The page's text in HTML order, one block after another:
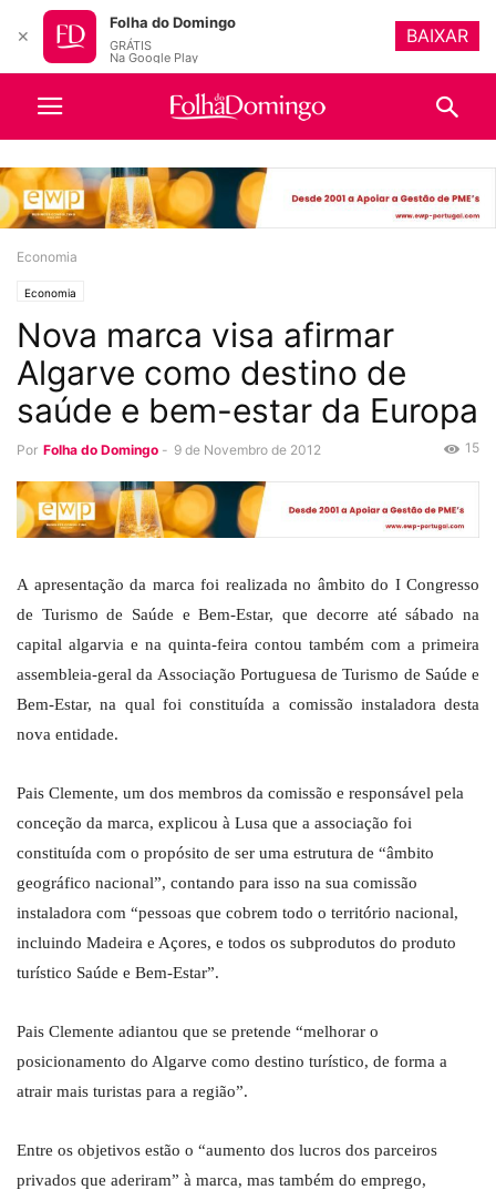
Economia
Economia
Nova marca visa afirmar
Algarve como destino de
saúde e bem-estar da Europa
Por Folha do Domingo - 9 de Novembro de 2012 15
A apresentação da marca foi realizada no âmbito do I Congresso
de Turismo de Saúde e Bem-Estar, que decorre até sábado na
capital algarvia e na quinta-feira contou também com a primeira
assembleia-geral da Associação Portuguesa de Turismo de Saúde e
Bem-Estar, na qual foi constituída a comissão instaladora desta
nova entidade.
Pais Clemente, um dos membros da comissão e responsável pela
conceção da marca, explicou à Lusa que a associação foi
constituída com o propósito de ser uma estrutura de “âmbito
geográfico nacional”, contando para isso na sua comissão
instaladora com “pessoas que cobrem todo o território nacional,
incluindo Madeira e Açores, e todos os subprodutos do produto
turístico Saúde e Bem-Estar”.
Pais Clemente adiantou que se pretende “melhorar o
posicionamento do Algarve como destino turístico, de forma a
atrair mais turistas para a região”.
Entre os objetivos estão o “aumento dos lucros dos parceiros
privados que aderiram” à marca, mas também do emprego,
✕
Folha do Domingo
GRÁTIS
Na Google Play
BAIXAR